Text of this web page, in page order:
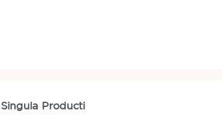
Singula Producti